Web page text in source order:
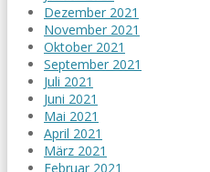
Dezember 2021
November 2021
Oktober 2021
September 2021
Juli 2021
Juni 2021
Mai 2021
April 2021
März 2021
Februar 2021